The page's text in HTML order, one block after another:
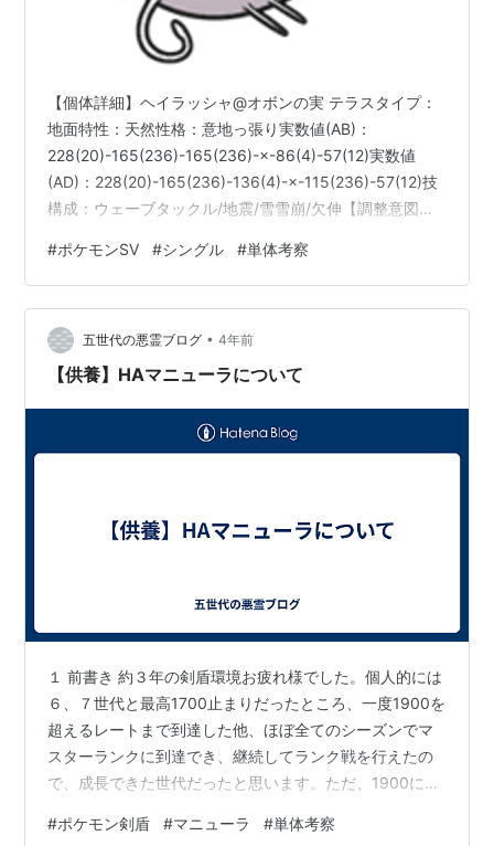
【個体詳細】ヘイラッシャ@オボンの実 テラスタイプ：
地面特性：天然性格：意地っ張り実数値(AB)：
228(20)-165(236)-165(236)-×-86(4)-57(12)実数値
(AD)：228(20)-165(236)-136(4)-×-115(236)-57(12)技
構成：ウェーブタックル/地震/雪雪崩/欠伸【調整意図】
パルト乱数68.7％S→同族意識AB振り→A200ガブリアス
の鉢巻逆鱗オボン込み大体2耐え(目安)AD振り→C152ド
ラパルトのドラゴンテラス流星群確定耐え(目安)【個体解
説】7世代の有限カビゴン(意地AB@…
#ポケモンSV #シングル #単体考察
五世代の悪霊ブログ • 4年前
【供養】HAマニューラについて
１ 前書き 約３年の剣盾環境お疲れ様でした。個人的には
６、７世代と最高1700止まりだったところ、一度1900を
超えるレートまで到達した他、ほぼ全てのシーズンでマ
スターランクに到達でき、継続してランク戦を行えたの
で、成長できた世代だったと思います。ただ、1900に到
ないといけないと思いました。ポケモンsvは、シャンデ
#ポケモン剣盾 #マニューラ #単体考察